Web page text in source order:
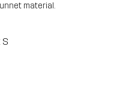
material.